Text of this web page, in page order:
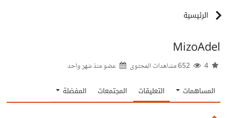
الرئيسية
MizoAdel
عضو منذشهر واحد
المساهمات التعليقات المجتمعات المفضلة